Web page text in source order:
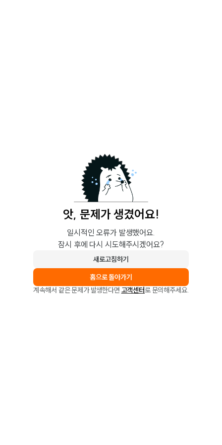
앗, 문제가 생겼어요!
일시적인 오류가 발생했어요.
잠시 후에 다시 시도해주시겠어요?
새로고침하기
홈으로 돌아가기
계속해서 같은 문제가 발생한다면 고객센터로 문의해주세요.